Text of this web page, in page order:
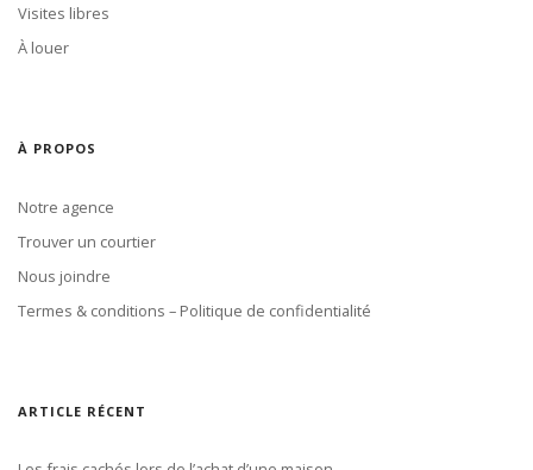
Visites libres
À louer
À PROPOS
Notre agence
Trouver un courtier
Nous joindre
Termes & conditions – Politique de confidentialité
ARTICLE RÉCENT